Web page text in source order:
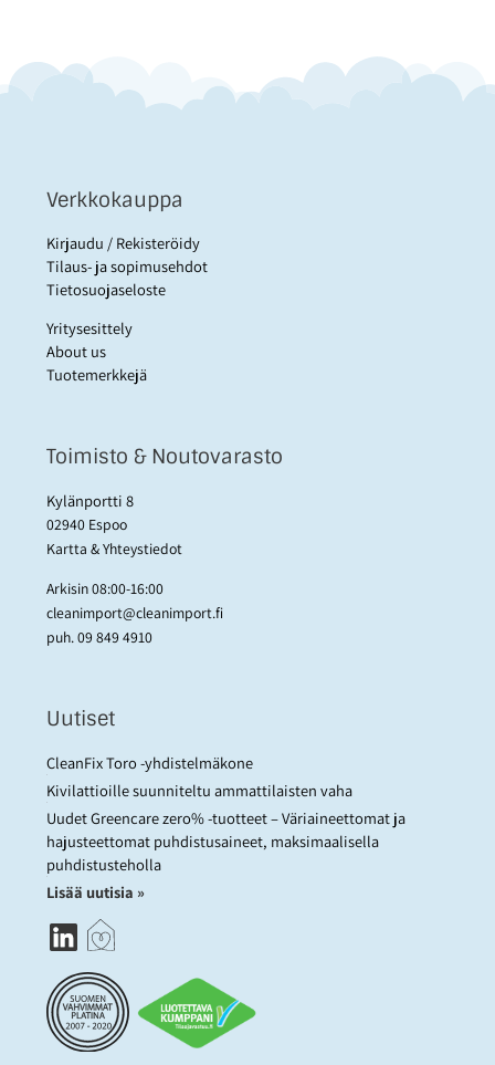
Verkkokauppa
Kirjaudu / Rekisteröidy
Tilaus- ja sopimusehdot
Tietosuojaseloste
Yritysesittely
About us
Tuotemerkkejä
Toimisto & Noutovarasto
Kylänportti 8
02940 Espoo
Kartta & Yhteystiedot
Arkisin 08:00-16:00
cleanimport@cleanimport.fi
puh.09 849 4910
Uutiset
CleanFix Toro -yhdistelmäkone
Kivilattioille suunniteltu ammattilaisten vaha
Uudet Greencare zero% -tuotteet – Väriaineettomat ja
hajusteettomat puhdistusaineet, maksimaalisella
puhdistusteholla
Lisää uutisia »